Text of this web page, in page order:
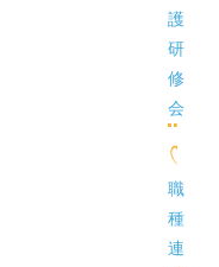
護
研
修
会
職
種
連